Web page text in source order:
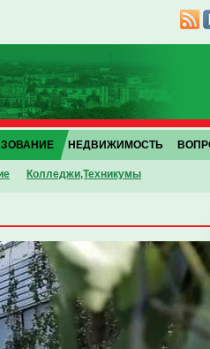
Колледжи,Техникумы
НЕДВИЖИМОСТЬ